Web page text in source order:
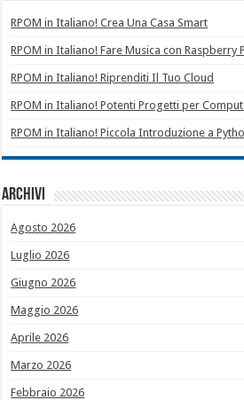
RPOM in Italiano! Crea Una Casa Smart
RPOM in Italiano! Fare Musica con Raspberry
RPOM in Italiano! Riprenditi Il Tuo Cloud
RPOM in Italiano! Potenti Progetti per
RPOM in Italiano! Piccola Introduzione a
Archivi
Agosto 2026
Luglio 2026
Giugno 2026
Maggio 2026
Aprile 2026
Marzo 2026
Febbraio 2026